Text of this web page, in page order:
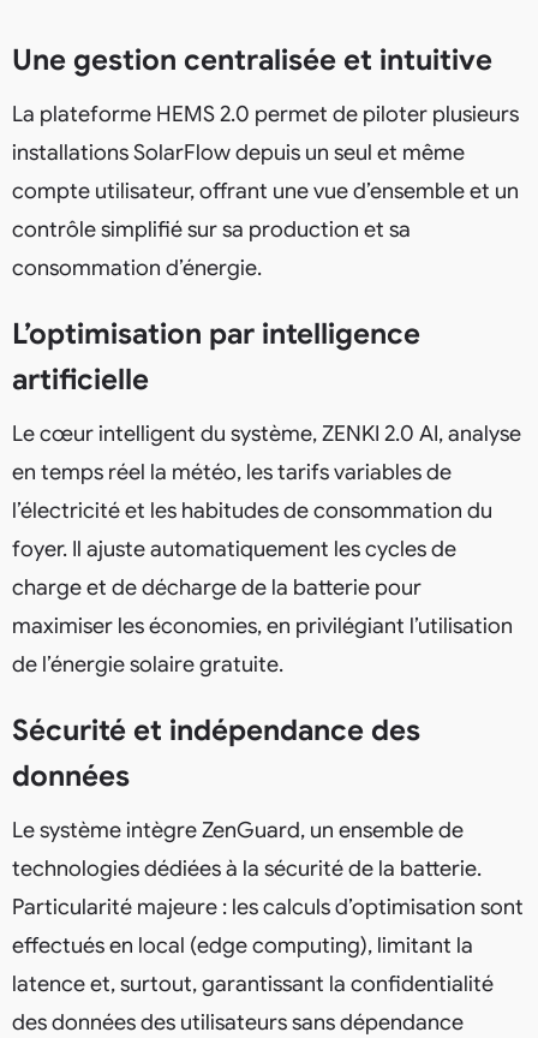
Une gestion centralisée et intuitive
La plateforme HEMS 2.0 permet de piloter plusieurs
installations SolarFlow depuis un seul et même
compte utilisateur, offrant une vue d’ensemble et un
contrôle simplifié sur sa production et sa
consommation d’énergie.
L’optimisation par intelligence
artificielle
Le cœur intelligent du système, ZENKI 2.0 AI, analyse
en temps réel la météo, les tarifs variables de
l’électricité et les habitudes de consommation du
foyer. Il ajuste automatiquement les cycles de
charge et de décharge de la batterie pour
maximiser les économies, en privilégiant l’utilisation
de l’énergie solaire gratuite.
Sécurité et indépendance des
données
Le système intègre ZenGuard, un ensemble de
technologies dédiées à la sécurité de la batterie.
Particularité majeure : les calculs d’optimisation sont
effectués en local (edge computing), limitant la
latence et, surtout, garantissant la confidentialité
des données des utilisateurs sans dépendance